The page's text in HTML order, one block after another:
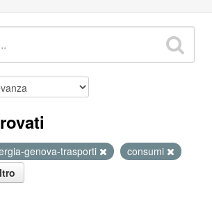
genova-trasporti
consumi